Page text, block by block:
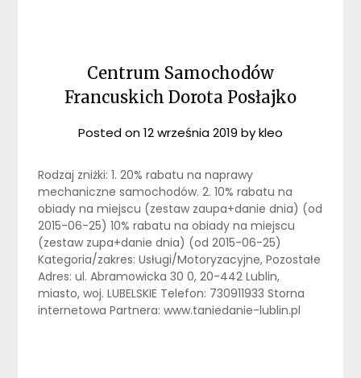
Centrum Samochodów
Francuskich Dorota Posłajko
Posted on12 września 2019 bykleo
Rodzaj zniżki: 1. 20% rabatu na naprawy
mechaniczne samochodów. 2. 10% rabatu na
obiady na miejscu (zestaw zaupa+danie dnia) (od
2015-06-25) 10% rabatu na obiady na miejscu
(zestaw zupa+danie dnia) (od 2015-06-25)
Kategoria/zakres: Usługi/Motoryzacyjne, Pozostałe
Adres: ul. Abramowicka 30 0, 20-442 Lublin,
miasto, woj. LUBELSKIE Telefon: 730911933 Storna
internetowa Partnera: www.taniedanie-lublin.pl